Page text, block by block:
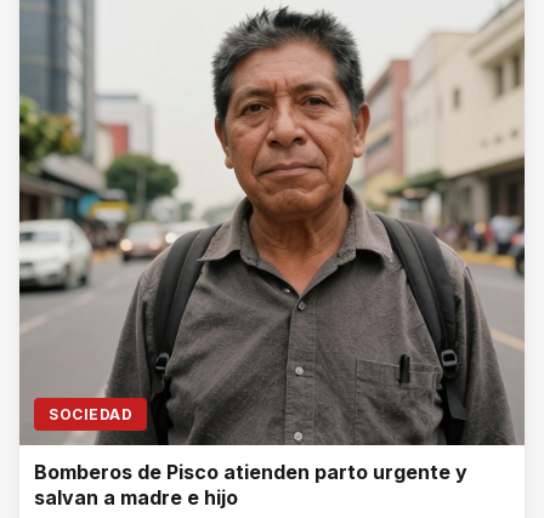
SOCIEDAD
Bomberos de Pisco atienden parto urgente y
salvan a madre e hijo